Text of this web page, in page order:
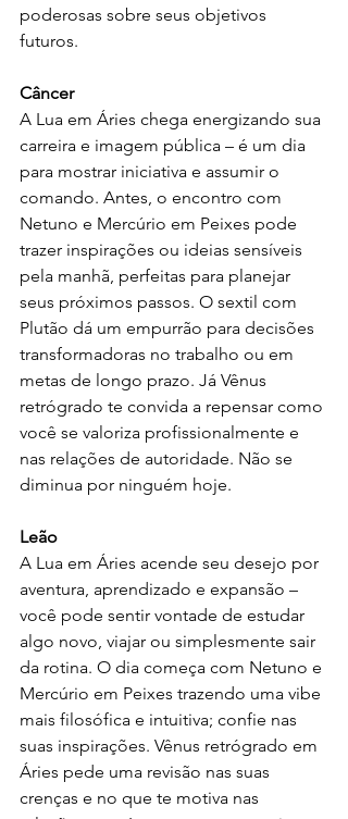
poderosas sobre seus objetivos
futuros.
Câncer
A Lua em Áries chega energizando sua
carreira e imagem pública – é um dia
para mostrar iniciativa e assumir o
comando. Antes, o encontro com
Netuno e Mercúrio em Peixes pode
trazer inspirações ou ideias sensíveis
pela manhã, perfeitas para planejar
seus próximos passos. O sextil com
Plutão dá um empurrão para decisões
transformadoras no trabalho ou em
metas de longo prazo. Já Vênus
retrógrado te convida a repensar como
você se valoriza profissionalmente e
nas relações de autoridade. Não se
diminua por ninguém hoje.
Leão
A Lua em Áries acende seu desejo por
aventura, aprendizado e expansão –
você pode sentir vontade de estudar
algo novo, viajar ou simplesmente sair
da rotina. O dia começa com Netuno e
Mercúrio em Peixes trazendo uma vibe
mais filosófica e intuitiva; confie nas
suas inspirações. Vênus retrógrado em
Áries pede uma revisão nas suas
crenças e no que te motiva nas